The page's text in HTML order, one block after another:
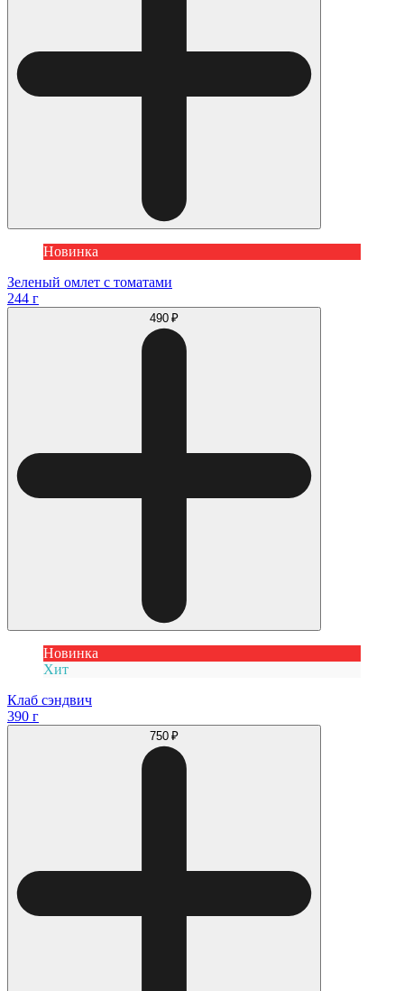
Новинка
Зеленый омлет с томатами
244 г
490 ₽
Новинка
Хит
Клаб сэндвич
390 г
750 ₽